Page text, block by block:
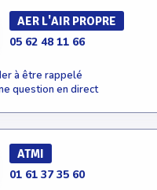
AER L'AIR PROPRE
05 62 48 11 66
à être rappelé
question en direct
ATMI
01 61 37 35 60